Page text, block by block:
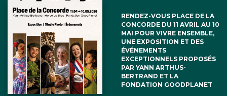
RENDEZ-VOUS PLACE DE LA
CONCORDE DU 11 AVRIL AU 10
MAI POUR VIVRE ENSEMBLE,
UNE EXPOSITION ET DES
ÉVÉNEMENTS
EXCEPTIONNELS PROPOSÉS
PAR YANN ARTHUS-
BERTRAND ET LA
FONDATION GOODPLANET